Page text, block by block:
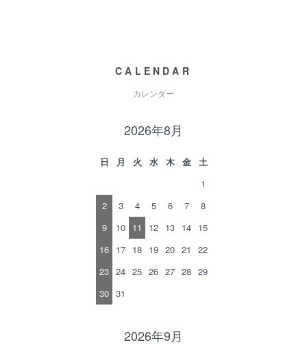
CALENDAR
カレンダー
2026年8月
日 月 火 水 木 金
土
1
2
3 4 5 6 7
8
9
10 11 12 13 14 15
16 17 18 19 20 21
22
23 24 25 26 27 28 29
30 31
2026年9月